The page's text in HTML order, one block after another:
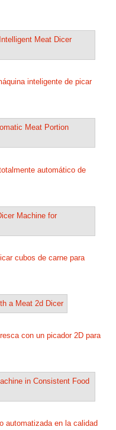
inteligente de picar
automático de
cubos de carne para
con un picador 2D para
automatizada en la calidad